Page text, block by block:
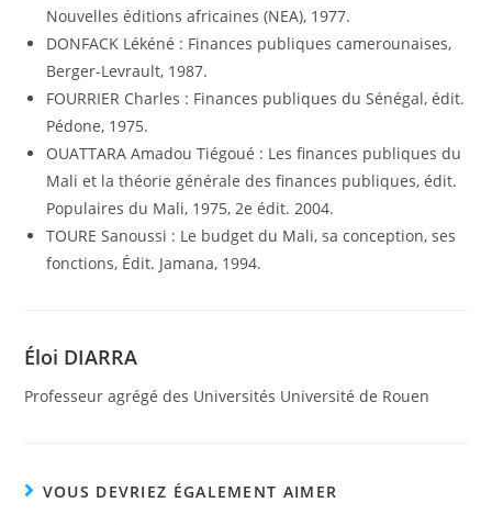
Nouvelles éditions africaines (NEA), 1977.
DONFACK Lékéné : Finances publiques camerounaises,
Berger-Levrault, 1987.
FOURRIER Charles : Finances publiques du Sénégal, édit.
Pédone, 1975.
OUATTARA Amadou Tiégoué : Les finances publiques du
Mali et la théorie générale des finances publiques, édit.
Populaires du Mali, 1975, 2e édit. 2004.
TOURE Sanoussi : Le budget du Mali, sa conception, ses
fonctions, Édit. Jamana, 1994.
Éloi DIARRA
Professeur agrégé des Universités Université de Rouen
VOUS DEVRIEZ ÉGALEMENT AIMER